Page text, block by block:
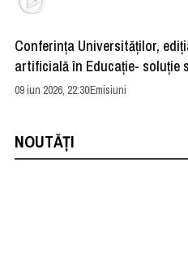
Conferința Universităților,
artificială în Educație- soluție
09 iun 2026, 22:30Emisiuni
NOUTĂȚI